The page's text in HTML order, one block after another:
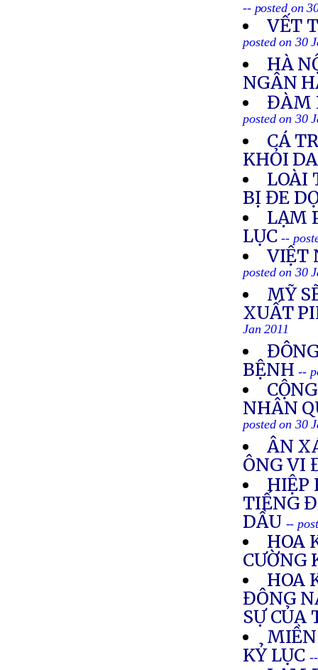
-- posted on
VẾT
posted on 30
HÀ
NGÂN
ĐÀM
posted on 30
CÁ
KHỎI
LOÀI
BỊ ĐE
LẠM
LỤC--
VIỆT
posted on 30
MỸ
XUẤT
Jan 2011
BỆNH --
NHÂN
posted on 30
ÂN
ÔNG VI
HIỆP
TIẾNG
DẦU --
HOA
CƯỜNG
HOA
ĐÔNG
SỰ CỦA
KỶ LỤC